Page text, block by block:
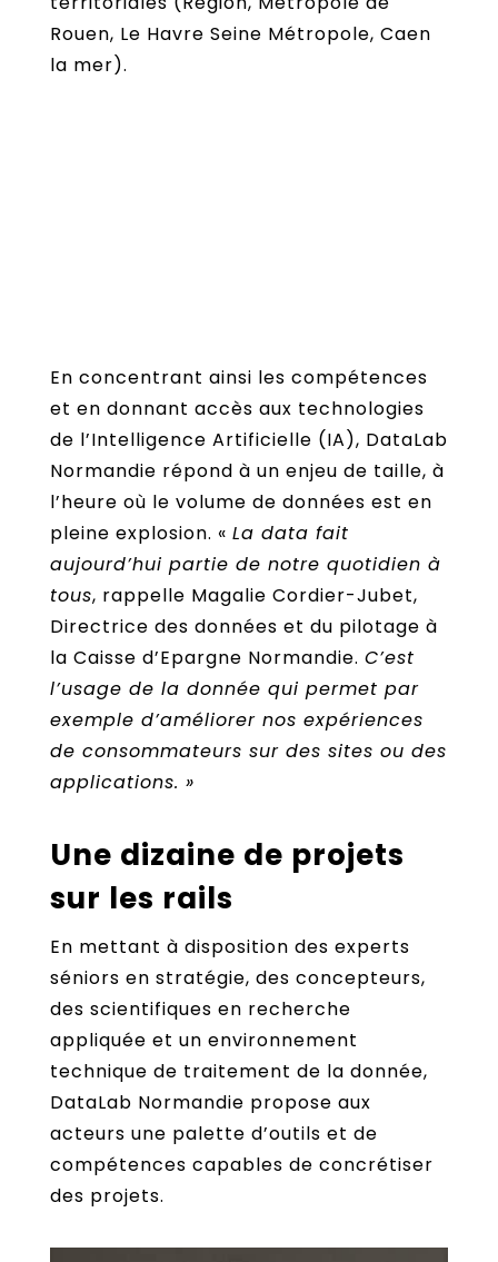
Rouen, Le Havre Seine Métropole, Caen
la mer).
En concentrant ainsi les compétences
et en donnant accès aux technologies
de l’Intelligence Artificielle (IA), DataLab
Normandie répond à un enjeu de taille, à
l’heure où le volume de données est en
pleine explosion. « La data fait
aujourd’hui partie de notre quotidien à
tous, rappelle Magalie Cordier-Jubet,
Directrice des données et du pilotage à
la Caisse d’Epargne Normandie. C’est
l’usage de la donnée qui permet par
exemple d’améliorer nos expériences
de consommateurs sur des sites ou des
applications. »
Une dizaine de projets
sur les rails
En mettant à disposition des experts
séniors en stratégie, des concepteurs,
des scientifiques en recherche
appliquée et un environnement
technique de traitement de la donnée,
DataLab Normandie propose aux
acteurs une palette d’outils et de
compétences capables de concrétiser
des projets.